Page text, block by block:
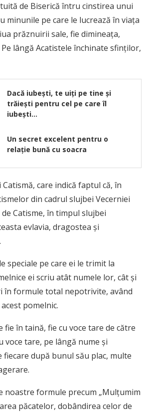
de Biserică întru cinstirea unui
minunile pe care le lucrează în viaţa
prăznuirii sale, fie dimineaţa,
lângă Acatistele închinate sfinţilor,
Dacă iubeşti, te uiţi pe tine şi
trăieşti pentru cel pe care îl
iubeşti…
Un secret excelent pentru o
relație bună cu soacra
care indică faptul că, în
din cadrul slujbei Vecerniei
Catisme, în timpul slujbei
evlavia, dragostea şi
speciale pe care ei le trimit la
ei scriu atât numele lor, cât şi
în formule total nepotrivite, având
pomelnic.
în taină, fie cu voce tare de către
voce tare, pe lângă nume şi
după bunul său plac, multe
noastre formule precum „Mulţumim
păcatelor, dobândirea celor de